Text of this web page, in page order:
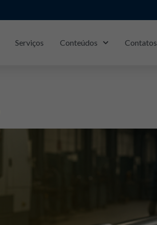
Serviços Conteúdos Contatos